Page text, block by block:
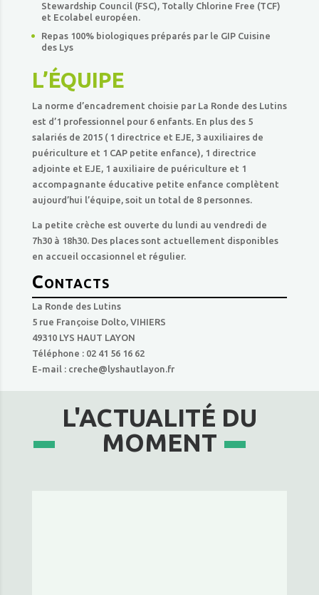
Stewardship Council (FSC), Totally Chlorine Free (TCF)
et Ecolabel européen.
Repas 100% biologiques préparés par le GIP Cuisine
des Lys
L’ÉQUIPE
La norme d’encadrement choisie par La Ronde des Lutins
est d’1 professionnel pour 6 enfants. En plus des 5
salariés de 2015 ( 1 directrice et EJE, 3 auxiliaires de
puériculture et 1 CAP petite enfance), 1 directrice
adjointe et EJE, 1 auxiliaire de puériculture et 1
accompagnante éducative petite enfance complètent
aujourd’hui l’équipe, soit un total de 8 personnes.
La petite crèche est ouverte du lundi au vendredi de
7h30 à 18h30. Des places sont actuellement disponibles
en accueil occasionnel et régulier.
Contacts
La Ronde des Lutins
5 rue Françoise Dolto, VIHIERS
49310 LYS HAUT LAYON
Téléphone : 02 41 56 16 62
E-mail : creche@lyshautlayon.fr
L'ACTUALITÉ DU
MOMENT